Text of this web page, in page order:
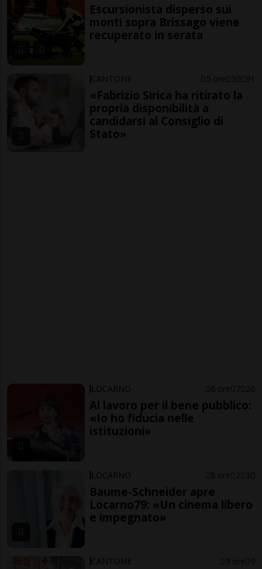
Escursionista disperso sui
monti sopra Brissago viene
recuperato in serata
CANTONE 5 ore 30 91
«Fabrizio Sirica ha ritirato la
propria disponibilità a
candidarsi al Consiglio di
Stato»
LOCARNO 6 ore 7 26
Al lavoro per il bene pubblico:
«Io ho fiducia nelle
istituzioni»
LOCARNO 8 ore 2 30
Baume-Schneider apre
Locarno79: «Un cinema libero
e impegnato»
CANTONE 9 ore 9